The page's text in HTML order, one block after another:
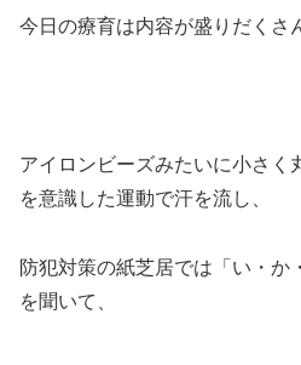
今日の療育は内容が盛りだくさ
アイロンビーズみたいに小さく
を意識した運動で汗を流し、
防犯対策の紙芝居では「い・か
を聞いて、